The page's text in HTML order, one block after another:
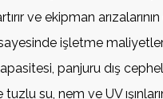
ve ekipman
işletme
panjuru dış
su, nem ve UV